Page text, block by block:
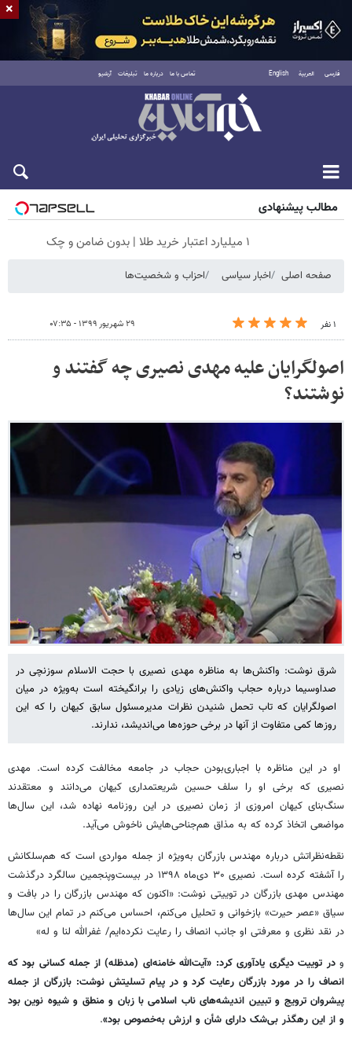
فارسی العربية English تماس با ما درباره ما تبلیغات آرشیو
شنبه ۱۷ مرداد ۱۴۰۵
مطالب پیشنهادی
۱ میلیارد اعتبار خرید طلا | بدون ضامن و چک
صفحه اصلی اخبار سیاسی احزاب و شخصیت‌ها
۱ نفر ۲۹ شهریور ۱۳۹۹ - ۰۷:۳۵
اصولگرایان علیه مهدی نصیری چه گفتند و
نوشتند؟
شرق نوشت: واکنش‌ها به مناظره مهدی نصیری با حجت الاسلام سوزنچی در
صداوسیما درباره حجاب واکنش‌های زیادی را برانگیخته است به‌ویژه در میان
اصولگرایان که تاب تحمل شنیدن نظرات مدیرمسئول سابق کیهان را که این
روزها کمی متفاوت از آنها در برخی حوزه‌ها می‌اندیشد، ندارند.
او در این مناظره با اجباری‌بودن حجاب در جامعه مخالفت کرده است. مهدی
نصیری که برخی او را سلف حسین شریعتمداری کیهان می‌دانند و معتقدند
سنگ‌بنای کیهان امروزی از زمان نصیری در این روزنامه نهاده شد، این سال‌ها
مواضعی اتخاذ کرده که به مذاق هم‌جناحی‌هایش ناخوش می‌آید.
نقطه‌نظراتش درباره مهندس بازرگان به‌ویژه از جمله مواردی است که هم‌سلکانش
را آشفته کرده است. نصیری ۳۰ دی‌ماه ۱۳۹۸ در بیست‌وپنجمین سالگرد درگذشت
مهندس مهدی بازرگان در توییتی نوشت: «اکنون که مهندس بازرگان را در بافت و
سیاق «عصر حیرت» بازخوانی و تحلیل می‌کنم، احساس می‌کنم در تمام این سال‌ها
در نقد نظری و معرفتی او جانب انصاف را رعایت نکرده‌ایم/ غفرالله لنا و له»
ودر توییت دیگری یادآوری کرد: «آیت‌الله خامنه‌ای (مدظله) از جمله کسانی بود که
انصاف را در مورد بازرگان رعایت کرد و در پیام تسلیتش نوشت: بازرگان از جمله
پیشروان ترویج و تبیین اندیشه‌های ناب اسلامی با زبان و منطق و شیوه نوین بود
و از این رهگذر بی‌شک دارای شأن و ارزش به‌خصوص بود».
×